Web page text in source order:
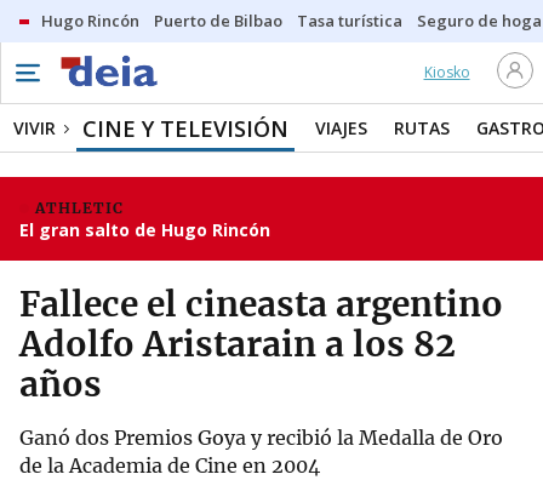
Hugo Rincón Puerto de Bilbao Tasa turística Seguro de
Kiosko
VIVIR CINE Y TELEVISIÓN VIAJES RUTAS
ATHLETIC
El gran salto de Hugo Rincón
Fallece el cineasta argentino
Adolfo Aristarain a los 82
años
Ganó dos Premios Goya y recibió la Medalla de Oro
de la Academia de Cine en 2004